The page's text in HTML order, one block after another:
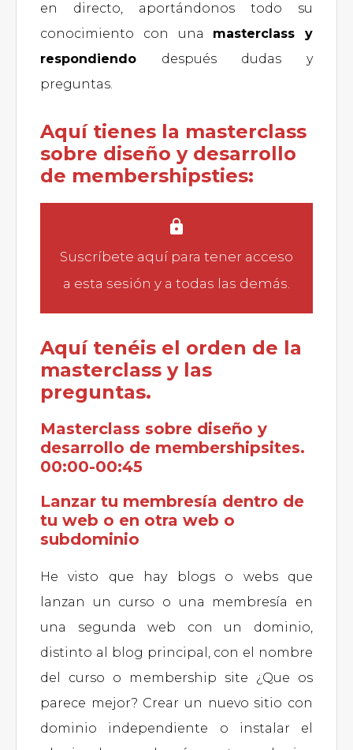
en directo, aportándonos todo su
conocimiento con una masterclass y
respondiendo después dudas y
preguntas.
Aquí tienes la masterclass
sobre diseño y desarrollo
de membershipsties:
Suscríbete aquí para tener acceso
a esta sesión y a todas las demás.
Aquí tenéis el orden de la
masterclass y las
preguntas.
Masterclass sobre diseño y
desarrollo de membershipsites.
00:00-00:45
Lanzar tu membresía dentro de
tu web o en otra web o
subdominio
He visto que hay blogs o webs que
lanzan un curso o una membresía en
una segunda web con un dominio,
distinto al blog principal, con el nombre
del curso o membership site ¿Que os
parece mejor? Crear un nuevo sitio con
dominio independiente o instalar el